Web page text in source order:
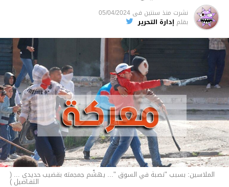
الأخبار
نشرت منذ سنتين فى 05/04/2024
بقلم إدارة التحرير
الملاسين: بسبب "نصبة في السوق "... يهشّم جمجمته بقضيب حديدي ... (
التفـاصيل )